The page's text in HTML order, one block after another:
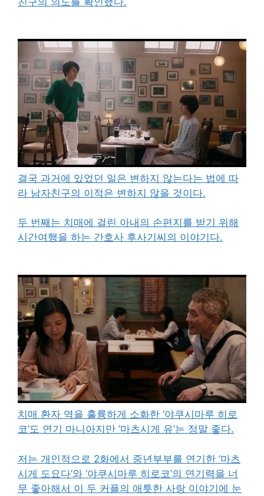
결국 과거에 있었던 일은 변하지 않는다는 법에 따
라 남자친구의 이적은 변하지 않을 것이다.
두 번째는 치매에 걸린 아내의 손편지를 받기 위해
시간여행을 하는 간호사 후사기씨의 이야기다.
치매 환자 역을 훌륭하게 소화한 ‘야쿠시마루 히로
코’도 연기 마니아지만 ‘마츠시게 유’는 정말 좋다.
저는 개인적으로 2화에서 중년부부를 연기한 ‘마츠
시게 도요다’와 ‘야쿠시마루 히로코’의 연기력을 너
무 좋아해서 이 두 커플의 애틋한 사랑 이야기에 눈